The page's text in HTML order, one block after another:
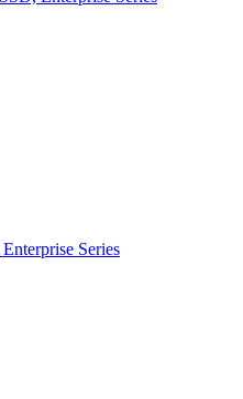
Series